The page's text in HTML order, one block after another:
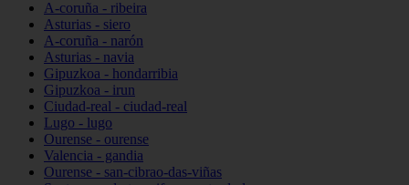
A-coruña - ribeira
Asturias - siero
A-coruña - narón
Asturias - navia
Gipuzkoa - hondarribia
Gipuzkoa - irun
Ciudad-real - ciudad-real
Lugo - lugo
Ourense - ourense
Valencia - gandia
Ourense - san-cibrao-das-viñas